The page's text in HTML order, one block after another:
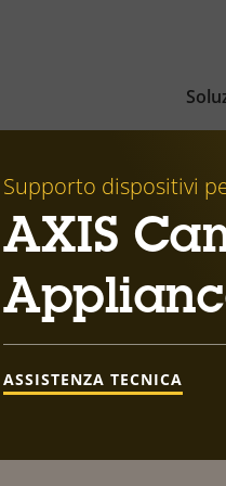
Supporto dispositivi
AXIS
ASSISTENZA TECNICA